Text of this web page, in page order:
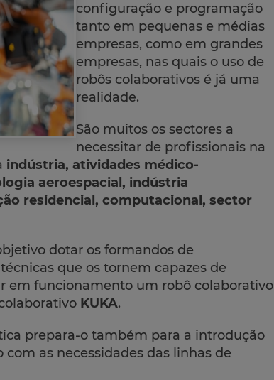
configuração e programação
tanto em pequenas e médias
empresas, como em grandes
empresas, nas quais o uso de
robôs colaborativos é já uma
realidade.
São muitos os sectores a
necessitar de profissionais na
indústria, atividades médico-
aeroespacial, indústria
residencial, computacional, sector
dotar os formandos de
que os tornem capazes de
em funcionamento um robô colaborativo
KUKA.
prepara-o também para a introdução
as necessidades das linhas de